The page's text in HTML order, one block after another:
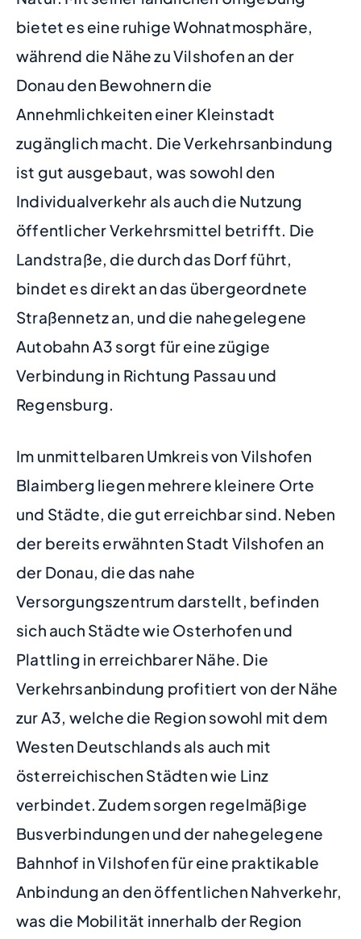
bietet es eine ruhige Wohnatmosphäre,
während die Nähe zu Vilshofen an der
Donau den Bewohnern die
Annehmlichkeiten einer Kleinstadt
zugänglich macht. Die Verkehrsanbindung
ist gut ausgebaut, was sowohl den
Individualverkehr als auch die Nutzung
öffentlicher Verkehrsmittel betrifft. Die
Landstraße, die durch das Dorf führt,
bindet es direkt an das übergeordnete
Straßennetz an, und die nahegelegene
Autobahn A3 sorgt für eine zügige
Verbindung in Richtung Passau und
Regensburg.
Im unmittelbaren Umkreis von Vilshofen
Blaimberg liegen mehrere kleinere Orte
und Städte, die gut erreichbar sind. Neben
der bereits erwähnten Stadt Vilshofen an
der Donau, die das nahe
Versorgungszentrum darstellt, befinden
sich auch Städte wie Osterhofen und
Plattling in erreichbarer Nähe. Die
Verkehrsanbindung profitiert von der Nähe
zur A3, welche die Region sowohl mit dem
Westen Deutschlands als auch mit
österreichischen Städten wie Linz
verbindet. Zudem sorgen regelmäßige
Busverbindungen und der nahegelegene
Bahnhof in Vilshofen für eine praktikable
Anbindung an den öffentlichen Nahverkehr,
was die Mobilität innerhalb der Region